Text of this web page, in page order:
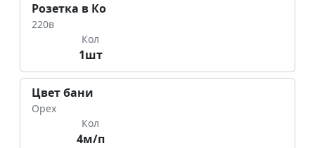
Розетка в Ко
220в
Кол
1шт
Цвет бани
Орех
Кол
4м/п